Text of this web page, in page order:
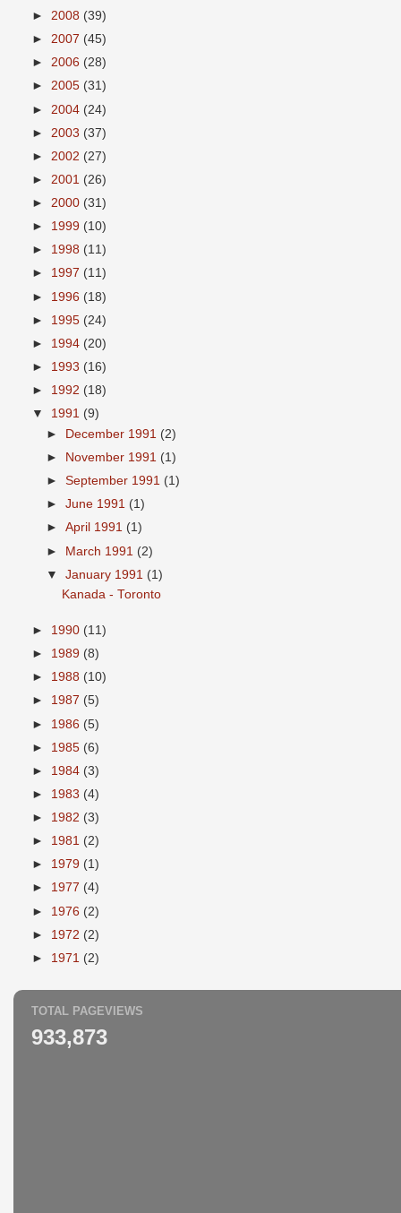
► 2008 (39)
► 2007 (45)
► 2006 (28)
► 2005 (31)
► 2004 (24)
► 2003 (37)
► 2002 (27)
► 2001 (26)
► 2000 (31)
► 1999 (10)
► 1998 (11)
► 1997 (11)
► 1996 (18)
► 1995 (24)
► 1994 (20)
► 1993 (16)
► 1992 (18)
▼ 1991 (9)
►
December 1991 (2)
►
November 1991 (1)
►September 1991 (1)
►June 1991 (1)
►April 1991 (1)
► March 1991 (2)
▼January 1991 (1)
Kanada - Toronto
► 1990 (11)
► 1989 (8)
► 1988 (10)
► 1987 (5)
► 1986 (5)
► 1985 (6)
► 1984 (3)
► 1983 (4)
► 1982 (3)
► 1981 (2)
► 1979 (1)
► 1977 (4)
► 1976 (2)
► 1972 (2)
► 1971 (2)
TOTAL PAGEVIEWS
933,873